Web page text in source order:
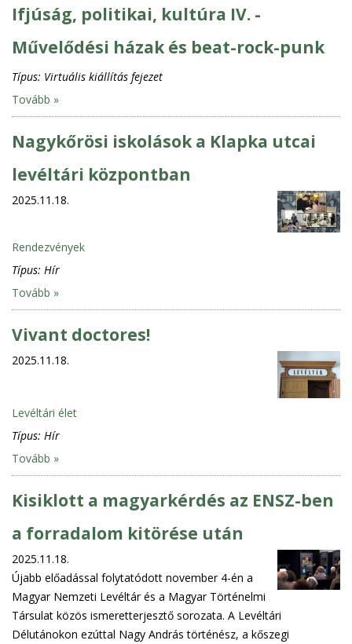
Ifjúság, politikai, kultúra IV. -
Művelődési házak és beat-rock-punk
Típus: Virtuális kiállítás fejezet
Tovább »
Nagykőrösi iskolások a Klapka utcai
levéltári központban
2025.11.18.
Rendezvények
Típus: Hír
Tovább »
Vivant doctores!
2025.11.18.
Levéltári élet
Típus: Hír
Tovább »
Kisiklott a magyarkérdés az ENSZ-ben
a forradalom kitörése után
2025.11.18.
Újabb előadással folytatódott november 4-én a
Magyar Nemzeti Levéltár és a Magyar Történelmi
Társulat közös ismeretterjesztő sorozata. A Levéltári
Délutánokon ezúttal Nagy András történész, a kőszegi